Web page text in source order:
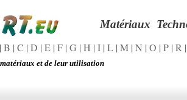
et de leur utilisation
| B | C | D | E | F | G | H | I | L | M | N | O | P | R
Matériaux